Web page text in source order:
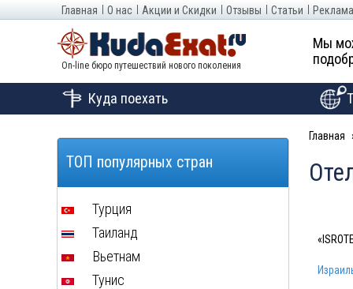
Главная О нас Акции и Скидки Отзывы Статьи
On-line бюро путешествий нового поколения
Мы
Куда поехать
Главная
ТОП популярных стран
Турция
Таиланд
Вьетнам
Тунис